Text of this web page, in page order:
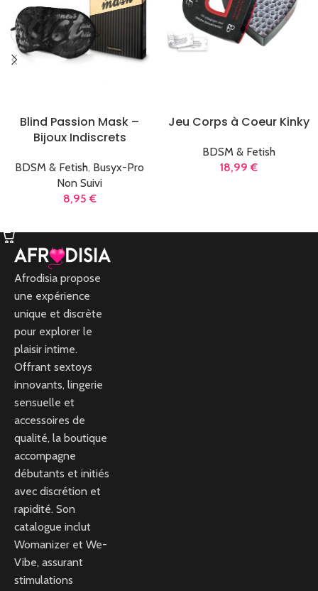
Blind Passion Mask –
Bijoux Indiscrets
BDSM & Fetish, Busyx-Pro
Non Suivi
8,95€
Jeu Corps à Coeur Kinky
BDSM & Fetish
18,99€
Afrodisia propose
une expérience
unique et discrète
pour explorer le
plaisir intime.
Offrant sextoys
innovants, lingerie
sensuelle et
accessoires de
qualité, la boutique
accompagne
débutants et initiés
avec discrétion et
rapidité. Son
catalogue inclut
Womanizer et We-
Vibe, assurant
stimulations